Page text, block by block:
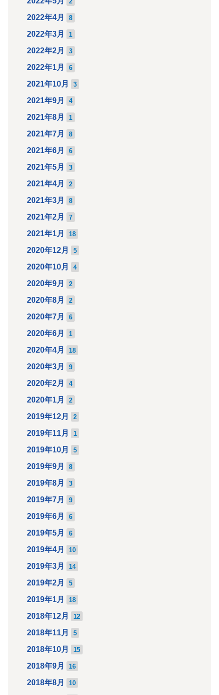
2022年4月 8
2022年3月 1
2022年2月 3
2022年1月 6
2021年10月 3
2021年9月 4
2021年8月 1
2021年7月 8
2021年6月 6
2021年5月 3
2021年4月 2
2021年3月 8
2021年2月 7
2021年1月 18
2020年12月 5
2020年10月 4
2020年9月 2
2020年8月 2
2020年7月 6
2020年6月 1
2020年4月 18
2020年3月 9
2020年2月 4
2020年1月 2
2019年12月 2
2019年11月 1
2019年10月 5
2019年9月 8
2019年8月 3
2019年7月 9
2019年6月 6
2019年5月 6
2019年4月 10
2019年3月 14
2019年2月 5
2019年1月 18
2018年12月 12
2018年11月 5
2018年10月 15
2018年9月 16
2018年8月 10